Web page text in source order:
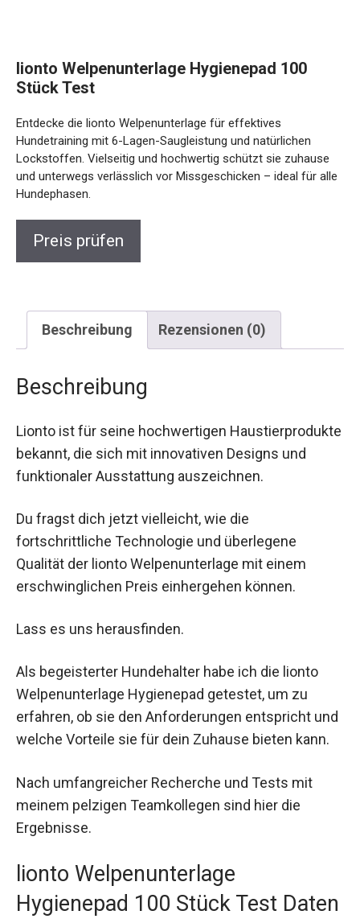
lionto Welpenunterlage Hygienepad 100
Stück Test
Entdecke die lionto Welpenunterlage für effektives
Hundetraining mit 6-Lagen-Saugleistung und natürlichen
Lockstoffen. Vielseitig und hochwertig schützt sie zuhause
und unterwegs verlässlich vor Missgeschicken – ideal für alle
Hundephasen.
Preis prüfen
Beschreibung Rezensionen (0)
Beschreibung
Lionto ist für seine hochwertigen Haustierprodukte
bekannt, die sich mit innovativen Designs und
funktionaler Ausstattung auszeichnen.
Du fragst dich jetzt vielleicht, wie die
fortschrittliche Technologie und überlegene
Qualität der lionto Welpenunterlage mit einem
erschwinglichen Preis einhergehen können.
Lass es uns herausfinden.
Als begeisterter Hundehalter habe ich die lionto
Welpenunterlage Hygienepad getestet, um zu
erfahren, ob sie den Anforderungen entspricht und
welche Vorteile sie für dein Zuhause bieten kann.
Nach umfangreicher Recherche und Tests mit
meinem pelzigen Teamkollegen sind hier die
Ergebnisse.
lionto Welpenunterlage
Hygienepad 100 Stück Test Daten